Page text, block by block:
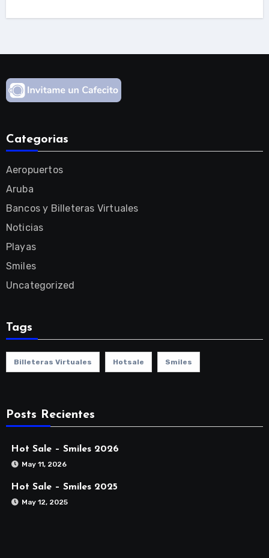
Categorias
Aeropuertos
Aruba
Bancos y Billeteras Virtuales
Noticias
Playas
Smiles
Uncategorized
Tags
Billeteras Virtuales Hotsale Smiles
Posts Recientes
Hot Sale – Smiles 2026
May 11, 2026
Hot Sale – Smiles 2025
May 12, 2025